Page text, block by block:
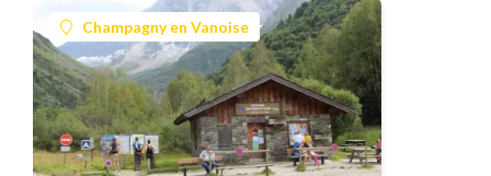
Champagny en Vanoise